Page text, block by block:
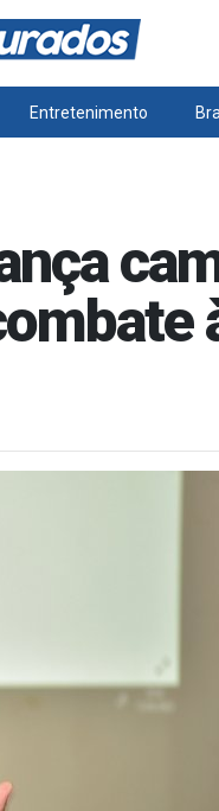
Entretenimento